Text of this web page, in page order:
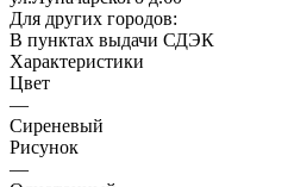
Для других городов:
В пунктах выдачи СДЭК
Характеристики
Цвет
—
Сиреневый
Рисунок
—